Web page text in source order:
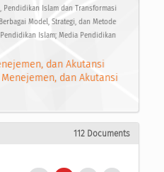
Pendidikan Islam dan Transformasi
Model, Strategi, dan Metode
Islam; Media Pendidikan
dan Akutansi
dan Akutansi
112 Documents